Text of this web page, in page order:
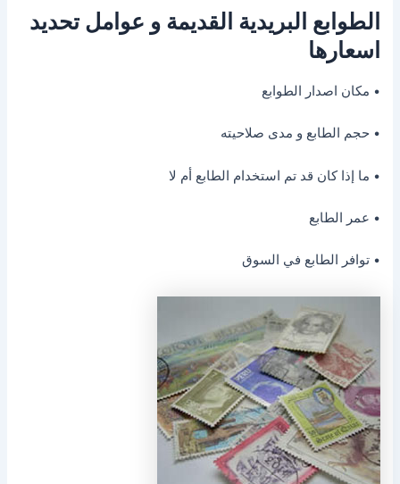
الطوابع البريدية القديمة و عوامل تحديد
اسعارها
• مكان اصدار الطوابع
• حجم الطابع و مدى صلاحيته
• ما إذا كان قد تم استخدام الطابع أم لا
• عمر الطابع
• توافر الطابع في السوق